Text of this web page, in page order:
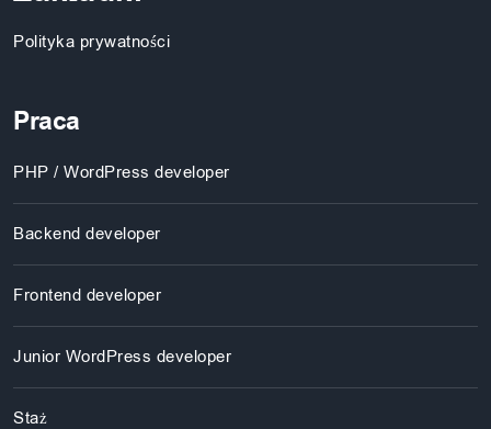
Polityka prywatności
Praca
PHP / WordPress developer
Backend developer
Frontend developer
Junior WordPress developer
Staż